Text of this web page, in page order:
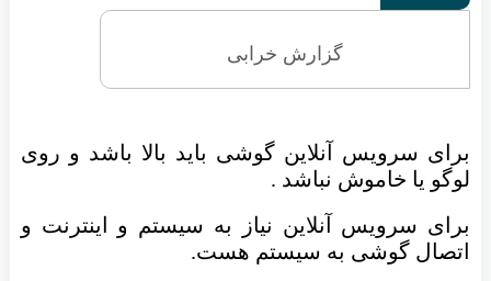
گزارش خرابی
برای سرویس آنلاین گوشی باید بالا باشد و روی
لوگو یا خاموش نباشد .
برای سرویس آنلاین نیاز به سیستم و اینترنت و
اتصال گوشی به سیستم هست.